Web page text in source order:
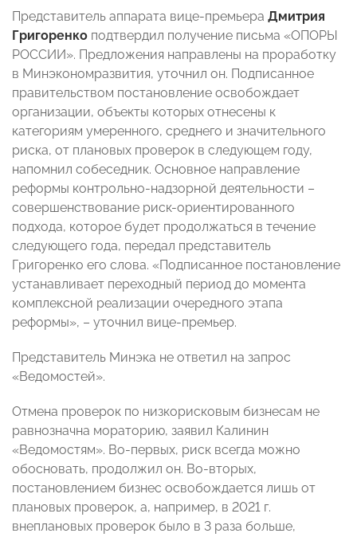
Представитель аппарата вице-премьера Дмитрия
Григоренко подтвердил получение письма «ОПОРЫ
РОССИИ». Предложения направлены на проработку
в Минэкономразвития, уточнил он. Подписанное
правительством постановление освобождает
организации, объекты которых отнесены к
категориям умеренного, среднего и значительного
риска, от плановых проверок в следующем году,
напомнил собеседник. Основное направление
реформы контрольно-надзорной деятельности –
совершенствование риск-ориентированного
подхода, которое будет продолжаться в течение
следующего года, передал представитель
Григоренко его слова. «Подписанное постановление
устанавливает переходный период до момента
комплексной реализации очередного этапа
реформы», – уточнил вице-премьер.
Представитель Минэка не ответил на запрос
«Ведомостей».
Отмена проверок по низкорисковым бизнесам не
равнозначна мораторию, заявил Калинин
«Ведомостям». Во-первых, риск всегда можно
обосновать, продолжил он. Во-вторых,
постановлением бизнес освобождается лишь от
плановых проверок, а, например, в 2021 г.
внеплановых проверок было в 3 раза больше,